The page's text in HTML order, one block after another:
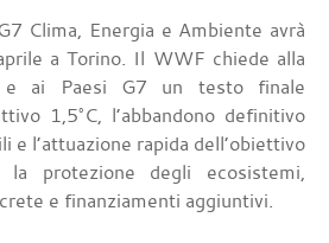
Clima, Energia e Ambiente avrà
a Torino. Il WWF chiede alla
e ai Paesi G7 un testo finale
1,5°C, l’abbandono definitivo
e l’attuazione rapida dell’obiettivo
protezione degli ecosistemi,
e finanziamenti aggiuntivi.